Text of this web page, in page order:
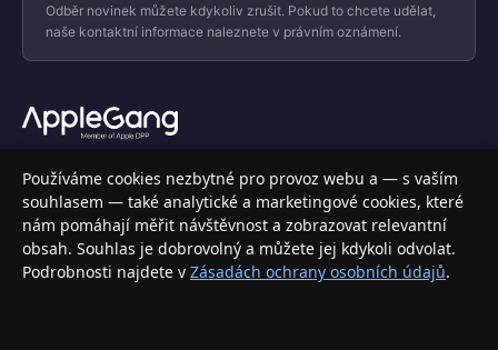
Odběr novinek můžete kdykoliv zrušit. Pokud to chcete udělat,
naše kontaktní informace naleznete v právním oznámení.
Váš specializovaný obchod s Apple produkty, příslušenstvím a
elektronikou. Nakupujte bezpečně a s jistotou.
INFORMACE
Doprava a doručení
Používáme cookies nezbytné pro provoz webu a — s vaším
souhlasem — také analytické a marketingové cookies, které
nám pomáhají měřit návštěvnost a zobrazovat relevantní
obsah. Souhlas je dobrovolný a můžete jej kdykoli odvolat.
Podrobnosti najdete v Zásadách ochrany osobních údajů.